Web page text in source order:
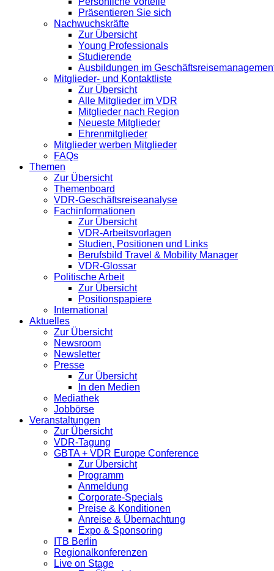
Präsentieren Sie sich
Nachwuchskräfte
Zur Übersicht
Young Professionals
Studierende
Ausbildungen im
Mitglieder- und Kontaktliste
Zur Übersicht
Alle Mitglieder im VDR
Mitglieder nach Region
Neueste Mitglieder
Ehrenmitglieder
Mitglieder werben Mitglieder
FAQs
Themen
Zur Übersicht
Themenboard
VDR-Geschäftsreiseanalyse
Fachinformationen
Zur Übersicht
VDR-Arbeitsvorlagen
Studien, Positionen und Links
Berufsbild Travel & Mobility Manager
VDR-Glossar
Politische Arbeit
Zur Übersicht
Positionspapiere
International
Aktuelles
Zur Übersicht
Newsroom
Newsletter
Presse
Zur Übersicht
In den Medien
Mediathek
Jobbörse
Veranstaltungen
Zur Übersicht
VDR-Tagung
GBTA + VDR Europe Conference
Zur Übersicht
Programm
Anmeldung
Corporate-Specials
Preise & Konditionen
Anreise & Übernachtung
Expo & Sponsoring
ITB Berlin
Regionalkonferenzen
Live on Stage